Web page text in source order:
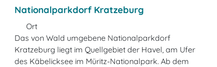
Nationalparkdorf Kratzeburg
Ort
Das von Wald umgebene Nationalparkdorf
Kratzeburg liegt im Quellgebiet der Havel, am Ufer
des Käbelicksee im Müritz-Nationalpark. Ab dem